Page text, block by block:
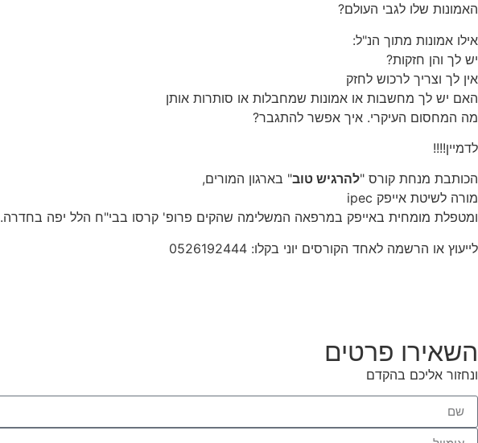
האמונות שלו לגבי העולם?
אילו אמונות מתוך הנ"ל:
יש לך והן חזקות?
אין לך וצריך לרכוש לחזק
האם יש לך מחשבות או אמונות שמחבלות או סותרות אותן
מה המחסום העיקרי. איך אפשר להתגבר?
לדמיין!!!!
הכותבת מנחת קורס "להרגיש טוב" בארגון המורים,
מורה לשיטת אייפק ipec
ומטפלת מומחית באייפק במרפאה המשלימה שהקים פרופ' קרסו בבי"ח הלל יפה בחדרה.
לייעוץ או הרשמה לאחד הקורסים יוני בקלו: 0526192444
השאירו פרטים
ונחזור אליכם בהקדם